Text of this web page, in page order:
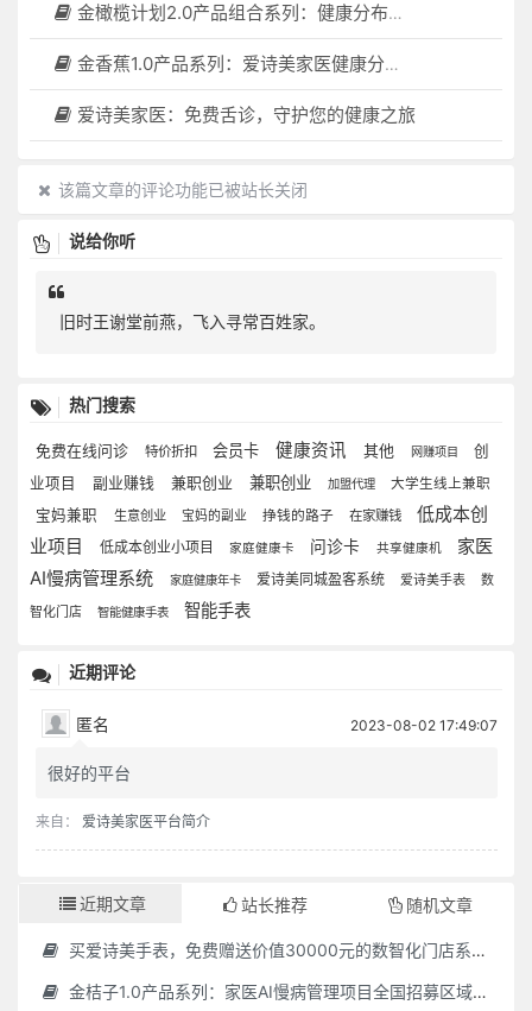
金橄榄计划2.0产品组合系列：健康分布机（健康一体机）+慢病管理系统，可落地在健康小屋，社区服务中心等等
金香蕉1.0产品系列：爱诗美家医健康分布机，健康一体机，社区服务中心，药店，健康小屋都需要
爱诗美家医：免费舌诊，守护您的健康之旅
该篇文章的评论功能已被站长关闭
说给你听
旧时王谢堂前燕，飞入寻常百姓家。
热门搜索
免费在线问诊 特价折扣 会员卡 健康资讯 其他 网赚项目
创
业项目
副业赚钱 兼职创业 兼职创业 加盟代理 大学生线上兼职
宝妈兼职 生意创业 宝妈的副业 挣钱的路子 在家赚钱
低成本创
业项目
低成本创业小项目 家庭健康卡 问诊卡 共享健康机
家医
AI慢病管理系统
家庭健康年卡 爱诗美同城盈客系统 爱诗美手表
数
智化门店
智能健康手表 智能手表
近期评论
匿名 2023-08-02 17:49:07
很好的平台
来自： 爱诗美家医平台简介
近期文章 站长推荐 随机文章
买爱诗美手表，免费赠送价值30000元的数智化门店系统一套（含硬件）
金桔子1.0产品系列：家医AI慢病管理项目全国招募区域合伙人，低投入，高回报，长收益